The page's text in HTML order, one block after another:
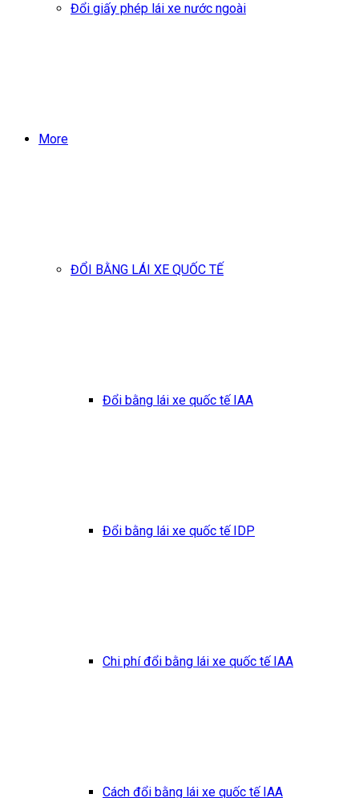
Đổi giấy phép lái xe nước ngoài
More
ĐỔI BẰNG LÁI XE QUỐC TẾ
Đổi bằng lái xe quốc tế IAA
Đổi bằng lái xe quốc tế IDP
Chi phí đổi bằng lái xe quốc tế IAA
Cách đổi bằng lái xe quốc tế IAA